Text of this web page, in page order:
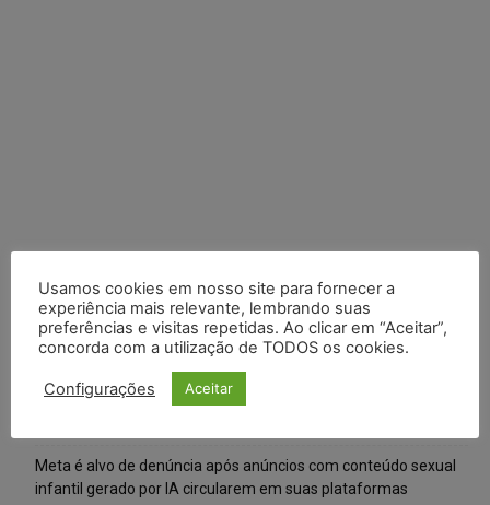
Meta é alvo de denúncia após anúncios com conteúdo sexual
infantil gerado por IA circularem em suas plataformas
Usamos cookies em nosso site para fornecer a
experiência mais relevante, lembrando suas
preferências e visitas repetidas. Ao clicar em “Aceitar”,
concorda com a utilização de TODOS os cookies.
Configurações Aceitar